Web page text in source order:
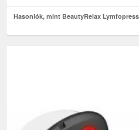
Hasonlók, mint BeautyRelax